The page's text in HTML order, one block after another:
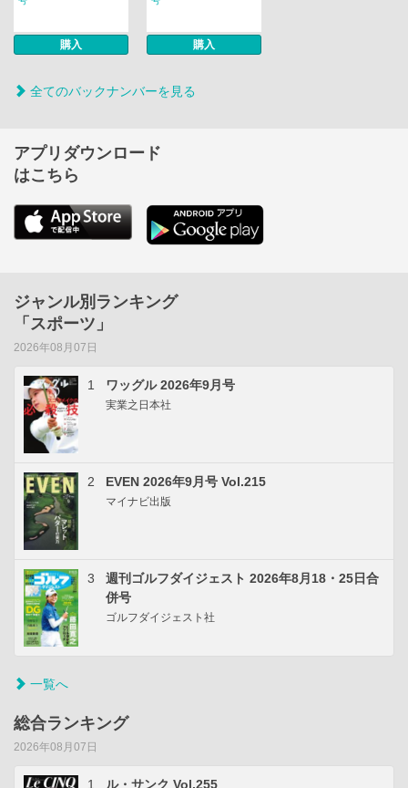
購入 購入
全てのバックナンバーを見る
アプリダウンロード
はこちら
ジャンル別ランキング
「スポーツ」
2026年08月07日
1 ワッグル 2026年9月号
実業之日本社
2 EVEN 2026年9月号 Vol.215
マイナビ出版
3
週刊ゴルフダイジェスト 2026年8月18・25日合
併号
ゴルフダイジェスト社
一覧へ
総合ランキング
2026年08月07日
1 ル・サンク Vol.255